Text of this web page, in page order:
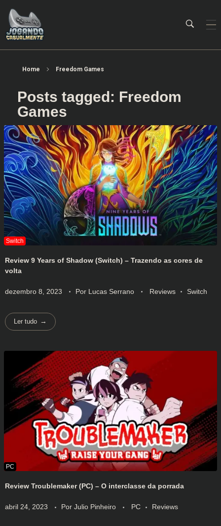
Home Freedom Games
Posts tagged: Freedom
Games
Review 9 Years of Shadow (Switch) – Trazendo as cores de
volta
dezembro 8, 2023 Por Lucas Serrano Reviews Switch
Ler tudo
Review Troublemaker (PC) – O interclasse da porrada
abril 24, 2023 Por Julio Pinheiro PC Reviews